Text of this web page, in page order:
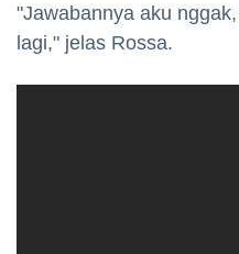
"Jawabannya aku
lagi," jelas Rossa.